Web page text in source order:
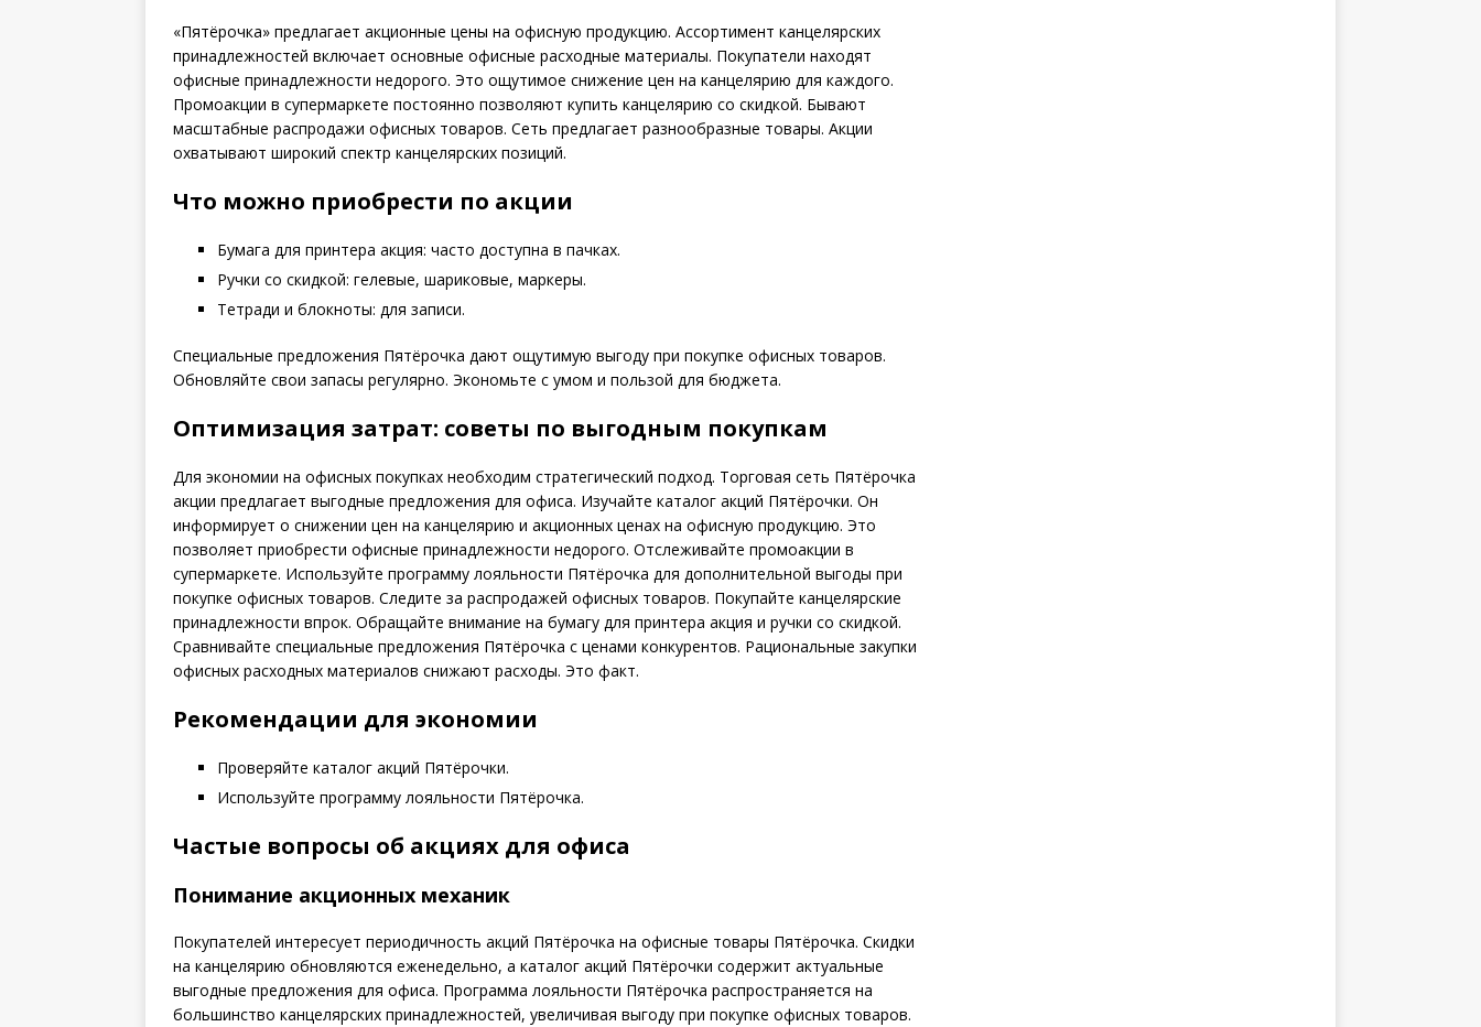
«Пятёрочка» предлагает акционные цены на офисную продукцию. Ассортимент канцелярских
принадлежностей включает основные офисные расходные материалы. Покупатели находят
офисные принадлежности недорого. Это ощутимое снижение цен на канцелярию для каждого.
Промоакции в супермаркете постоянно позволяют купить канцелярию со скидкой. Бывают
масштабные распродажи офисных товаров. Сеть предлагает разнообразные товары. Акции
охватывают широкий спектр канцелярских позиций.
Что можно приобрести по акции
Бумага для принтера акция: часто доступна в пачках.
Ручки со скидкой: гелевые, шариковые, маркеры.
Тетради и блокноты: для записи.
Специальные предложения Пятёрочка дают ощутимую выгоду при покупке офисных товаров.
Обновляйте свои запасы регулярно. Экономьте с умом и пользой для бюджета.
Оптимизация затрат: советы по выгодным покупкам
Для экономии на офисных покупках необходим стратегический подход. Торговая сеть Пятёрочка
акции предлагает выгодные предложения для офиса. Изучайте каталог акций Пятёрочки. Он
информирует о снижении цен на канцелярию и акционных ценах на офисную продукцию. Это
позволяет приобрести офисные принадлежности недорого. Отслеживайте промоакции в
супермаркете. Используйте программу лояльности Пятёрочка для дополнительной выгоды при
покупке офисных товаров. Следите за распродажей офисных товаров. Покупайте канцелярские
принадлежности впрок. Обращайте внимание на бумагу для принтера акция и ручки со скидкой.
Сравнивайте специальные предложения Пятёрочка с ценами конкурентов. Рациональные закупки
офисных расходных материалов снижают расходы. Это факт.
Рекомендации для экономии
Проверяйте каталог акций Пятёрочки.
Используйте программу лояльности Пятёрочка.
Частые вопросы об акциях для офиса
Понимание акционных механик
Покупателей интересует периодичность акций Пятёрочка на офисные товары Пятёрочка. Скидки
на канцелярию обновляются еженедельно, а каталог акций Пятёрочки содержит актуальные
выгодные предложения для офиса. Программа лояльности Пятёрочка распространяется на
большинство канцелярских принадлежностей, увеличивая выгоду при покупке офисных товаров.